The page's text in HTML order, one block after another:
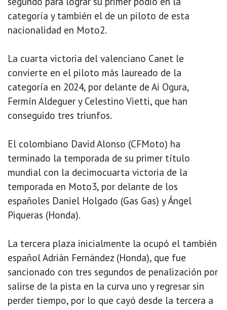
categoría y también el de un piloto de esta
nacionalidad en Moto2.
La cuarta victoria del valenciano Canet le
convierte en el piloto más laureado de la
categoría en 2024, por delante de Ai Ogura,
Fermín Aldeguer y Celestino Vietti, que han
conseguido tres triunfos.
El colombiano David Alonso (CFMoto) ha
terminado la temporada de su primer título
mundial con la decimocuarta victoria de la
temporada en Moto3, por delante de los
españoles Daniel Holgado (Gas Gas) y Ángel
Piqueras (Honda).
La tercera plaza inicialmente la ocupó el también
español Adrián Fernández (Honda), que fue
sancionado con tres segundos de penalización por
salirse de la pista en la curva uno y regresar sin
perder tiempo, por lo que cayó desde la tercera a